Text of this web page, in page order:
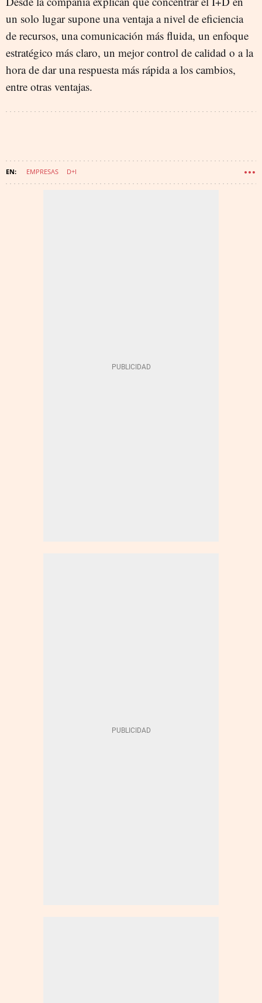
un solo lugar supone una ventaja a nivel de eficiencia
de recursos, una comunicación más fluida, un enfoque
estratégico más claro, un mejor control de calidad o a la
hora de dar una respuesta más rápida a los cambios,
entre otras ventajas.
EMPRESAS D+I